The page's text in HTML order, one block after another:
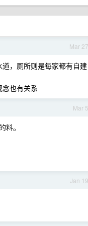
Mar 27
，厕所则是每家都有自建
也有关系
Mar 5
。
Jan 19